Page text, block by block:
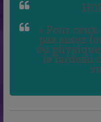
« Pour
pas assez
ou
le fardeau